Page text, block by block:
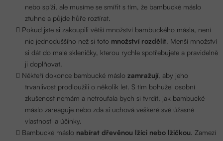
nebo spíži, ale musíme se smířit s tím, že bambucké máslo
ztuhne a půjde hůře roztírat.
Pokud jste si zakoupili větší množství bambuckého másla, není
nic jednoduššího než si toto množství rozdělit. Menší množství
si dát do malé skleničky, kterou rychle spotřebujete a pravidelně
ji doplňovat.
Někteří dokonce bambucké máslo zamražují, aby jeho
trvanlivost prodloužili o několik let. S tím bohužel osobní
zkušenost nemám a netroufala bych si tvrdit, jak bambucké
máslo zareaguje nebo zda si uchová veškeré své úžasné
vlastnosti a účinky.
Bambucké máslo nabírat dřevěnou lžíci nebo lžičkou. Zamezí